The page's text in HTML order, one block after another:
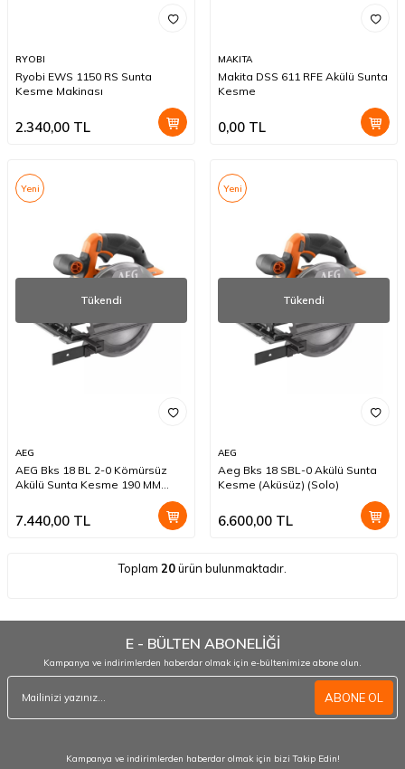
RYOBI
Ryobi EWS 1150 RS Sunta
Kesme Makinası
2.340,00 TL
MAKITA
Makita DSS 611 RFE Akülü Sunta
Kesme
0,00 TL
Yeni
Tükendi
AEG
AEG Bks 18 BL 2-0 Kömürsüz
Akülü Sunta Kesme 190 MM
7.440,00 TL
Yeni
Tükendi
AEG
Aeg Bks 18 SBL-0 Akülü Sunta
Kesme (Aküsüz) (Solo)
6.600,00 TL
Toplam 20ürün bulunmaktadır.
E - BÜLTEN ABONELİĞİ
Kampanya ve indirimlerden haberdar olmak için e-bültenimize abone olun.
ABONE OL
Kampanya ve indirimlerden haberdar olmak için bizi Takip Edin!